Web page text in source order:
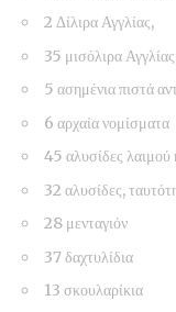
2 Δίλιρα Αγγλίας,
35 μισόλιρα
5 ασημένια πιστά
6 αρχαία νομίσματα
45 αλυσίδες λαιμού
32 αλυσίδες,
28 μενταγιόν
37 δαχτυλίδια
13 σκουλαρίκια